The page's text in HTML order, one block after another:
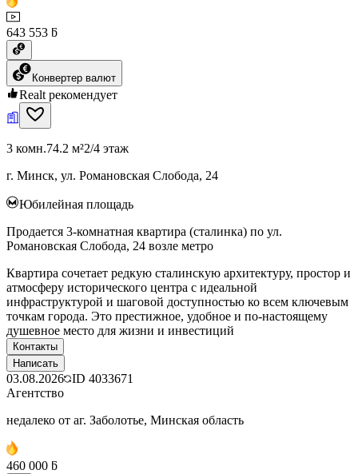
643 553 ƃ
Конвертер валют
Realt рекомендует
3 комн.74.2 м²2/4 этаж
г. Минск, ул. Романовская Слобода, 24
Юбилейная площадь
Продается 3-комнатная квартира (сталинка) по ул.
Романовская Слобода, 24 возле метро
Квартира сочетает редкую сталинскую архитектуру, простор и
атмосферу исторического центра с идеальной
инфраструктурой и шаговой доступностью ко всем ключевым
точкам города. Это престижное, удобное и по‑настоящему
душевное место для жизни и инвестиций
Контакты
Написать
03.08.2026 ID 4033671
Агентство
недалеко от аг. Заболотье, Минская область
460 000 ƃ